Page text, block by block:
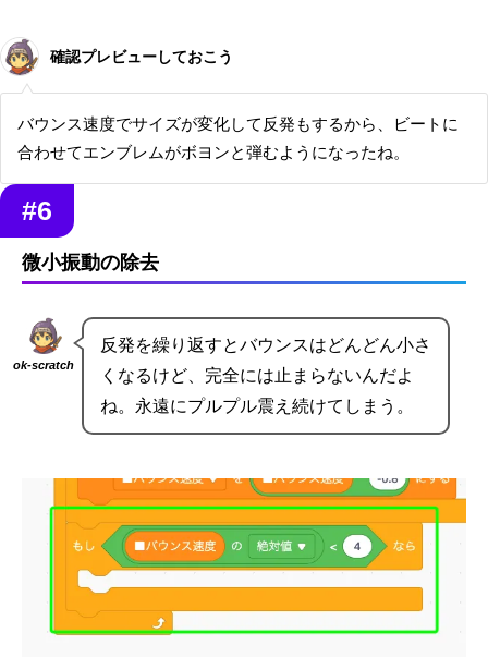
確認プレビューしておこう
バウンス速度でサイズが変化して反発もするから、ビートに
合わせてエンブレムがボヨンと弾むようになったね。
#6
微小振動の除去
ok-scratch
反発を繰り返すとバウンスはどんどん小さ
くなるけど、完全には止まらないんだよ
ね。永遠にプルプル震え続けてしまう。